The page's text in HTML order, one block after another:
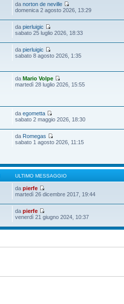
danorton de neville
domenica 2 agosto 2026, 13:29
dapierluigic
sabato 25 luglio 2026, 18:33
dapierluigic
sabato 8 agosto 2026, 1:35
daMario Volpe
martedì 28 luglio 2026, 15:55
daegometta
sabato 2 maggio 2026, 18:30
da Romegas
sabato 1 agosto 2026, 11:15
ULTIMO MESSAGGIO
dapierfe
martedì 26 dicembre 2017, 19:44
dapierfe
venerdì 21 giugno 2024, 10:37